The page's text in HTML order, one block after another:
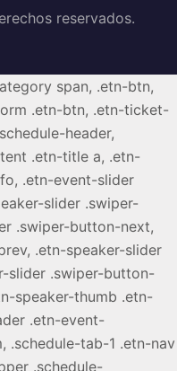
reservados.
span, .etn-btn,
.etn-btn, .etn-ticket-
header,
.etn-title a, .etn-
.etn-event-slider
slider .swiper-
.swiper-button-next,
.etn-speaker-slider
slider .swiper-button-
speaker-thumb .etn-
.etn-event-
.schedule-tab-1 .etn-nav
.schedule-